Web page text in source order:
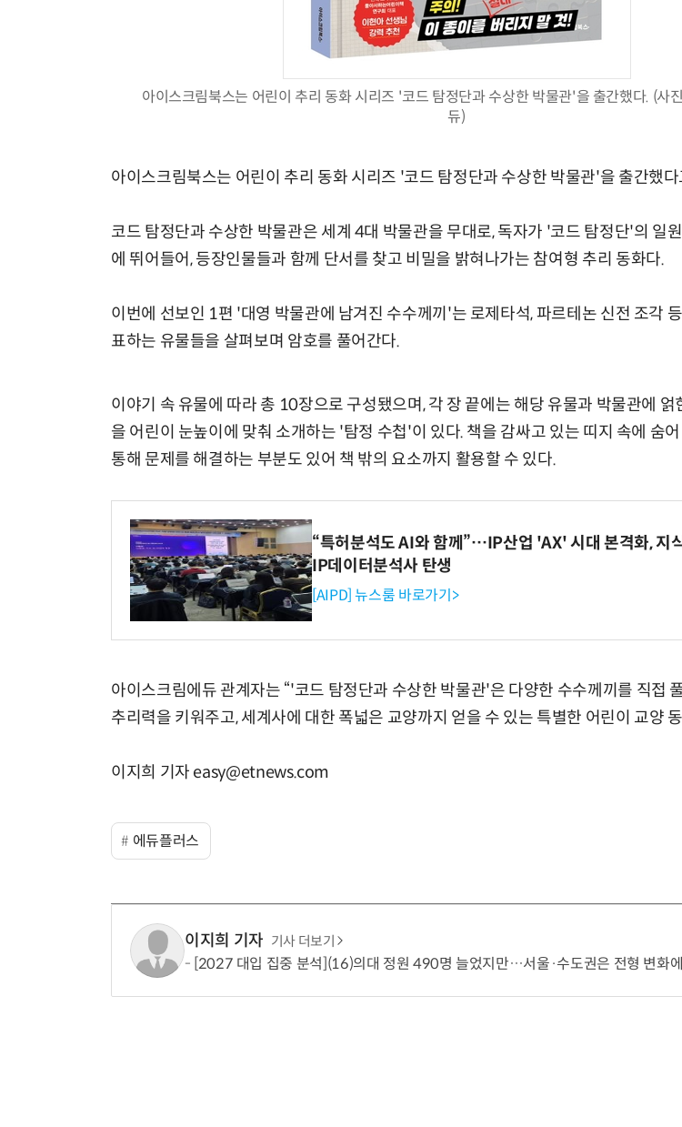
아이스크림북스는 어린이 추리 동화 시리즈 '코드 탐정단과 수상한 박물관'을 출간했다. (사
듀)
아이스크림북스는 어린이 추리 동화 시리즈 '코드 탐정단과 수상한 박물관'을 출간했
코드 탐정단과 수상한 박물관은 세계 4대 박물관을 무대로, 독자가 '코드 탐정단'의 일
에 뛰어들어, 등장인물들과 함께 단서를 찾고 비밀을 밝혀나가는 참여형 추리 동화다.
이번에 선보인 1편 '대영 박물관에 남겨진 수수께끼'는 로제타석, 파르테논 신전 조각
표하는 유물들을 살펴보며 암호를 풀어간다.
이야기 속 유물에 따라 총 10장으로 구성됐으며, 각 장 끝에는 해당 유물과 박물관에 얽
을 어린이 눈높이에 맞춰 소개하는 '탐정 수첩'이 있다. 책을 감싸고 있는 띠지 속에 숨
통해 문제를 해결하는 부분도 있어 책 밖의 요소까지 활용할 수 있다.
“특허분석도 AI와 함께”…IP산업 'AX' 시대 본격화, 지
IP데이터분석사 탄생
[AIPD] 뉴스룸 바로가기>
아이스크림에듀 관계자는 “'코드 탐정단과 수상한 박물관'은 다양한 수수께끼를 직접
추리력을 키워주고, 세계사에 대한 폭넓은 교양까지 얻을 수 있는 특별한 어린이 교양
이지희 기자 easy@etnews.com
에듀플러스
이지희 기자 기사 더보기
[2027 대입 집중 분석](16)의대 정원 490명 늘었지만…서울·수도권은 전형 변화
AI Native Enterprise를 지원하는 AI Ready Data 플랫폼 활용 전략